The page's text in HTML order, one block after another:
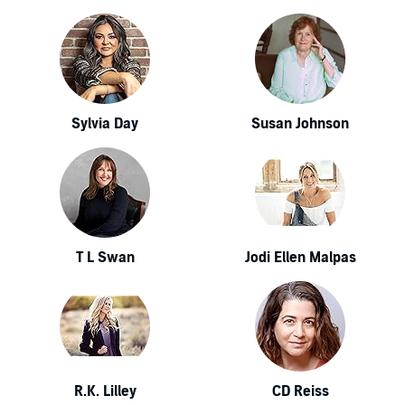
Sylvia Day Susan Johnson
T L Swan Jodi Ellen Malpas
R.K. Lilley CD Reiss